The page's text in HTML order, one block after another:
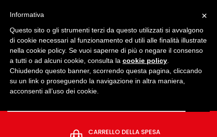
CARRELLO DELLA SPESA
×
Informativa
Questo sito o gli strumenti terzi da questo utilizzati si avvalgono
di cookie necessari al funzionamento ed utili alle finalità illustrate
nella cookie policy. Se vuoi saperne di più o negare il consenso
a tutti o ad alcuni cookie, consulta la cookie policy
Chiudendo questo banner, scorrendo questa pagina, cliccando
su un link o proseguendo la navigazione in altra maniera,
acconsenti all’uso dei cookie.